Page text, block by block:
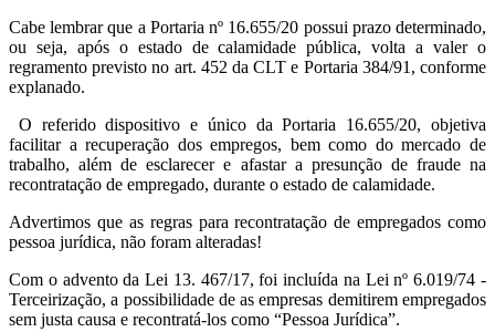
Cabe lembrar que a Portaria nº 16.655/20 possui prazo determinado,
ou seja, após o estado de calamidade pública, volta a valer o
regramento previsto no art. 452 da CLT e Portaria 384/91, conforme
explanado.
O referido dispositivo e único da Portaria 16.655/20, objetiva
facilitar a recuperação dos empregos, bem como do mercado de
trabalho, além de esclarecer e afastar a presunção de fraude na
recontratação de empregado, durante o estado de calamidade.
Advertimos que as regras para recontratação de empregados como
pessoa jurídica, não foram alteradas!
Com o advento da Lei 13. 467/17, foi incluída na Lei nº 6.019/74 -
Terceirização, a possibilidade de as empresas demitirem empregados
sem justa causa e recontratá-los como “Pessoa Jurídica”.